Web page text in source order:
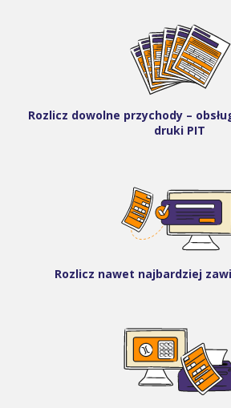
Rozlicz dowolne przychody –
druki PIT
Rozlicz nawet najbardziej